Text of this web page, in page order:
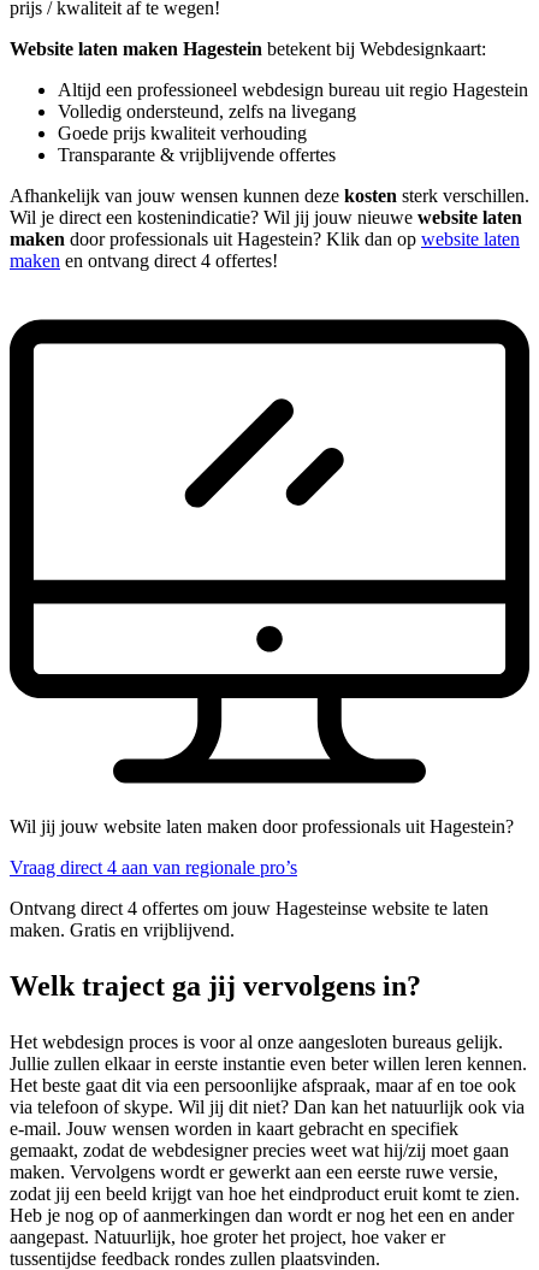
prijs / kwaliteit af te wegen!
Website laten maken Hagestein betekent bij Webdesignkaart:
Altijd een professioneel webdesign bureau uit regio Hagestein
Volledig ondersteund, zelfs na livegang
Goede prijs kwaliteit verhouding
Transparante & vrijblijvende offertes
Afhankelijk van jouw wensen kunnen deze kosten sterk verschillen.
Wil je direct een kostenindicatie? Wil jij jouw nieuwe website laten
maken door professionals uit Hagestein? Klik dan op website laten
maken en ontvang direct 4 offertes!
Wil jij jouw website laten maken door professionals uit Hagestein?
Vraag direct 4 aan van regionale pro’s
Ontvang direct 4 offertes om jouw Hagesteinse website te laten
maken. Gratis en vrijblijvend.
Welk traject ga jij vervolgens in?
Het webdesign proces is voor al onze aangesloten bureaus gelijk.
Jullie zullen elkaar in eerste instantie even beter willen leren kennen.
Het beste gaat dit via een persoonlijke afspraak, maar af en toe ook
via telefoon of skype. Wil jij dit niet? Dan kan het natuurlijk ook via
e-mail. Jouw wensen worden in kaart gebracht en specifiek
gemaakt, zodat de webdesigner precies weet wat hij/zij moet gaan
maken. Vervolgens wordt er gewerkt aan een eerste ruwe versie,
zodat jij een beeld krijgt van hoe het eindproduct eruit komt te zien.
Heb je nog op of aanmerkingen dan wordt er nog het een en ander
aangepast. Natuurlijk, hoe groter het project, hoe vaker er
tussentijdse feedback rondes zullen plaatsvinden.